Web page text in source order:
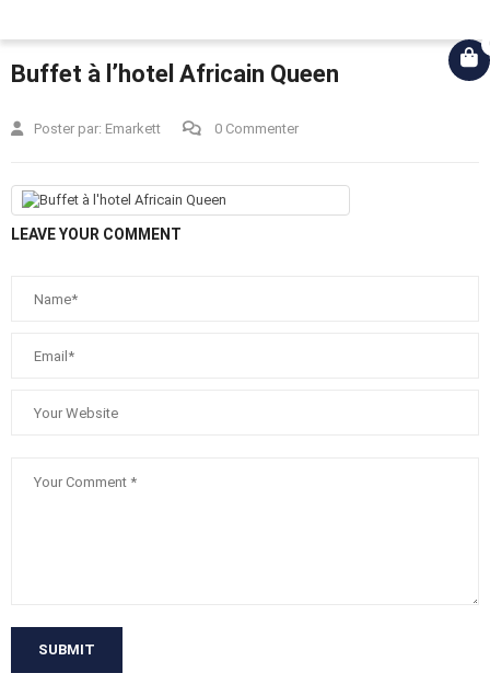
Buffet à l’hotel Africain Queen
Poster par: Emarkett 0 Commenter
LEAVE YOUR COMMENT
SUBMIT